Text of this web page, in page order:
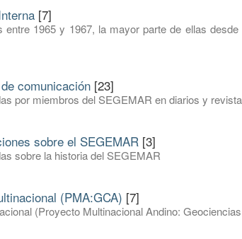
[7]
entre 1965 y 1967, la mayor parte de ellas
comunicación [23]
por miembros del SEGEMAR en diarios y
sobre el SEGEMAR [3]
sobre la historia del SEGEMAR
(PMA:GCA) [7]
(Proyecto Multinacional Andino: